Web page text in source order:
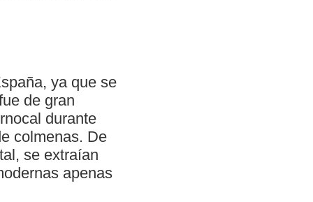
ya que se
de gran
durante
colmenas. De
se extraían
apenas